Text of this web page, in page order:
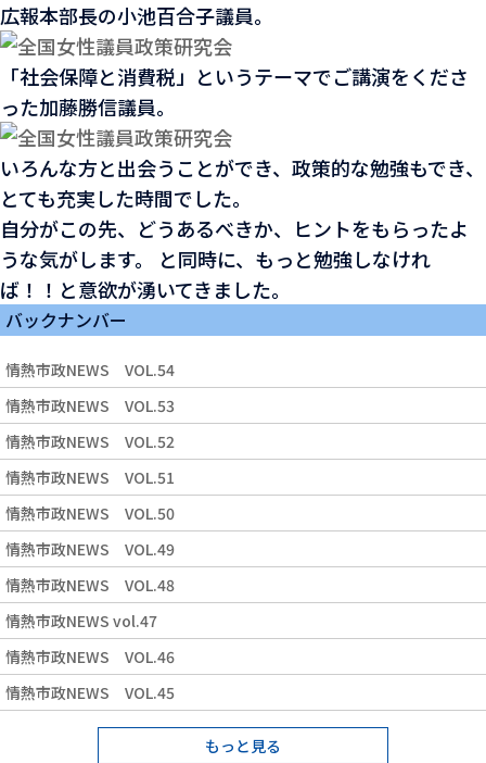
広報本部長の小池百合子議員。
「社会保障と消費税」というテーマでご講演をくださ
った加藤勝信議員。
いろんな方と出会うことができ、政策的な勉強もでき、
とても充実した時間でした。
自分がこの先、どうあるべきか、ヒントをもらったよ
うな気がします。 と同時に、もっと勉強しなけれ
ば！！と意欲が湧いてきました。
バックナンバー
情熱市政NEWS VOL.54
情熱市政NEWS VOL.53
情熱市政NEWS VOL.52
情熱市政NEWS VOL.51
情熱市政NEWS VOL.50
情熱市政NEWS VOL.49
情熱市政NEWS VOL.48
情熱市政NEWS vol.47
情熱市政NEWS VOL.46
情熱市政NEWS VOL.45
もっと見る